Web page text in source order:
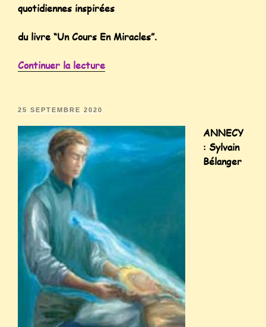
quotidiennes inspirées
du livre “Un Cours En Miracles”.
Continuer la lecture
25 SEPTEMBRE 2020
ANNECY
: Sylvain
Bélanger